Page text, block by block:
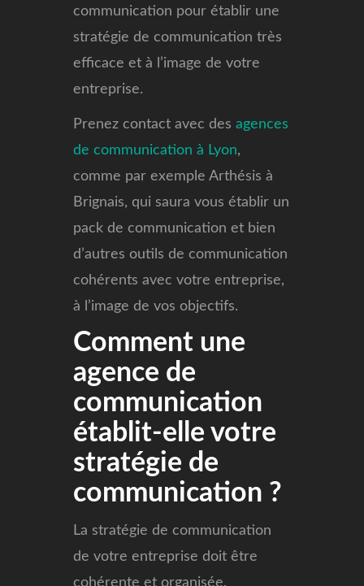
communication pour établir une
stratégie de communication très
efficace et à l’image de votre
entreprise.
Prenez contact avec des agences
de communication à Lyon,
comme par exemple Arthésis à
Brignais, qui saura vous établir un
pack de communication et bien
d’autres outils de communication
cohérents avec votre entreprise,
à l’image de vos objectifs.
Comment une
agence de
communication
établit-elle votre
stratégie de
communication ?
La stratégie de communication
de votre entreprise doit être
cohérente et organisée.